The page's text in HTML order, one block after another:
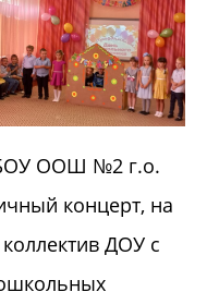
ООШ №2 г.о.
концерт, на
ДОУ с